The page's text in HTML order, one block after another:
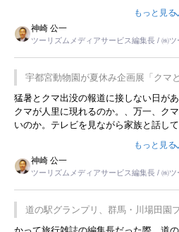
をした時は、移動はグレイハウンドバ
用してホテル代を浮かせていました。
す。若い人が夜行バスで京都に行った
が残らないのかなと思ってしまいます。
もっと見る
神崎 公一
ツーリズムメディアサービス編集長 / ㈱
宇都宮動物園が夏休み企画展「クマ
開催
猛暑とクマ出没の報道に接しない日が
クマが人里に現れるのか。、万一、ク
いのか。テレビを見ながら家族と話し
んてことは、冗談でもいえません。そ
もっと見る
神崎 公一
ツーリズムメディアサービス編集長 / ㈱
道の駅グランプリ、群馬・川場田園